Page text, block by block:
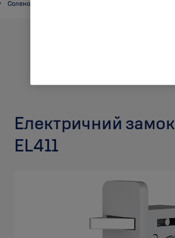
Соленоїдні замки стандарту ANSI
Електричний замок
EL411